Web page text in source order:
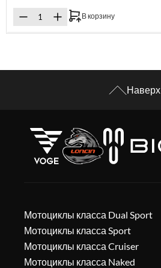
В корзину
Наверх
Мотоциклы класса Dual Sport
Мотоциклы класса Sport
Мотоциклы класса Cruiser
Мотоциклы класса Naked